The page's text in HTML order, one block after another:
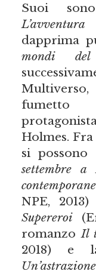
Suoi
dapprima
mondi del
Holmes.
si
settembre
NPE,
Supereroi
romanzoIl
2018) e